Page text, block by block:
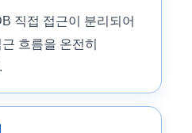
직접 접근이 분리되어
흐름을 온전히